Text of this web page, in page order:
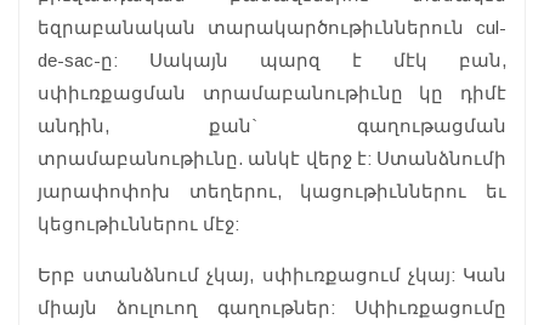
եզրաբանական տարակարծութիւններուն cul-
de-sac-ը: Սակայն պարզ է մէկ բան,
սփիւռքացման տրամաբանութիւնը կը դիմէ
անդին, քան` գաղութացման
տրամաբանութիւնը. անկէ վերջ է: Ստանձնումի
յարափոփոխ տեղերու, կացութիւններու եւ
կեցութիւններու մէջ:
Երբ ստանձնում չկայ, սփիւռքացում չկայ: Կան
միայն ձուլուող գաղութներ: Սփիւռքացումը